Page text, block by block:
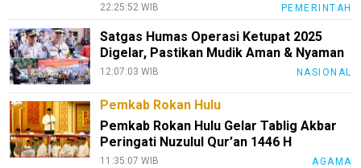
22:25:52 WIB PEMERINTAH
Satgas Humas Operasi Ketupat 2025
Digelar, Pastikan Mudik Aman & Nyaman
12:07:03 WIB NASIONAL
Pemkab Rokan Hulu
Pemkab Rokan Hulu Gelar Tablig Akbar
Peringati Nuzulul Qur’an 1446 H
11:35:07 WIB AGAMA